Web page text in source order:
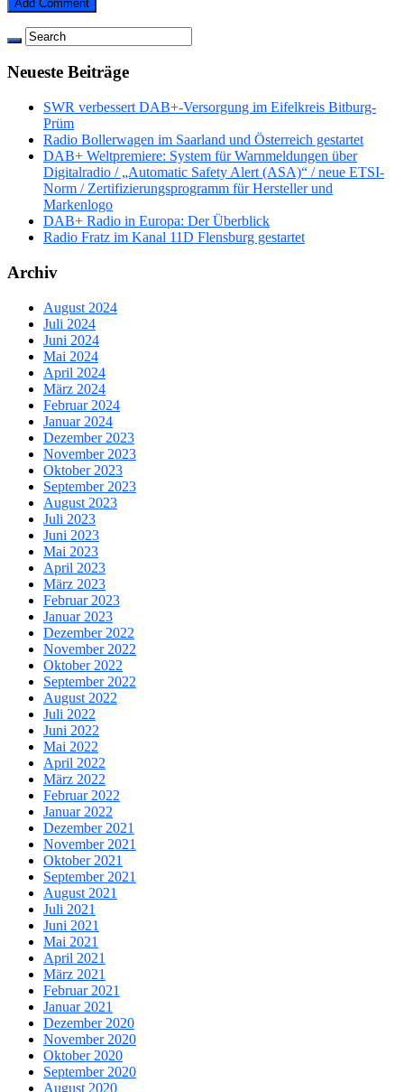
Neueste Beiträge
SWR verbessert DAB+-Versorgung im Eifelkreis Bitburg-
Prüm
Radio Bollerwagen im Saarland und Österreich gestartet
DAB+ Weltpremiere: System für Warnmeldungen über
Digitalradio / „Automatic Safety Alert (ASA)“ / neue ETSI-
Norm / Zertifizierungsprogramm für Hersteller und
Markenlogo
DAB+ Radio in Europa: Der Überblick
Radio Fratz im Kanal 11D Flensburg gestartet
Archiv
August 2024
Juli 2024
Juni 2024
Mai 2024
April 2024
März 2024
Februar 2024
Januar 2024
Dezember 2023
November 2023
Oktober 2023
September 2023
August 2023
Juli 2023
Juni 2023
Mai 2023
April 2023
März 2023
Februar 2023
Januar 2023
Dezember 2022
November 2022
Oktober 2022
September 2022
August 2022
Juli 2022
Juni 2022
Mai 2022
April 2022
März 2022
Februar 2022
Januar 2022
Dezember 2021
November 2021
Oktober 2021
September 2021
August 2021
Juli 2021
Juni 2021
Mai 2021
April 2021
März 2021
Februar 2021
Januar 2021
Dezember 2020
November 2020
Oktober 2020
September 2020
August 2020